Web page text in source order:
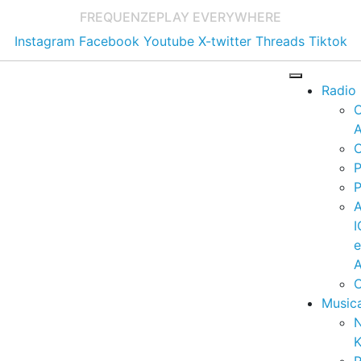
FREQUENZEPLAY EVERYWHERE
Instagram Facebook Youtube X-twitter Threads Tiktok
Radio
e